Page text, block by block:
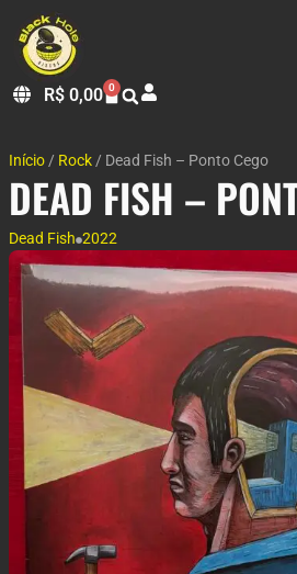
R$ 0,00 0
Início / Rock / Dead Fish – Ponto Cego
DEAD FISH –
Dead Fish 2022